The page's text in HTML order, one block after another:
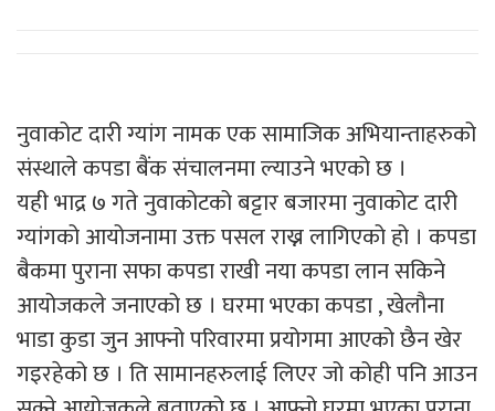
नुवाकोट दारी ग्यांग नामक एक सामाजिक अभियान्ताहरुको
संस्थाले कपडा बैंक संचालनमा ल्याउने भएको छ ।
यही भाद्र ७ गते नुवाकोटको बट्टार बजारमा नुवाकोट दारी
ग्यांगको आयोजनामा उक्त पसल राख्न लागिएको हो । कपडा
बैकमा पुराना सफा कपडा राखी नया कपडा लान सकिने
आयोजकले जनाएको छ । घरमा भएका कपडा , खेलौना
भाडा कुडा जुन आफ्नो परिवारमा प्रयोगमा आएको छैन खेर
गइरहेको छ । ति सामानहरुलाई लिएर जो कोही पनि आउन